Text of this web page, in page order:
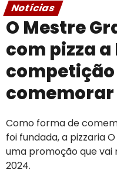
Notícias
O Mestre
com pizza a
Como forma de
foi fundada, a pizzaria
uma promoção que vai
2024.